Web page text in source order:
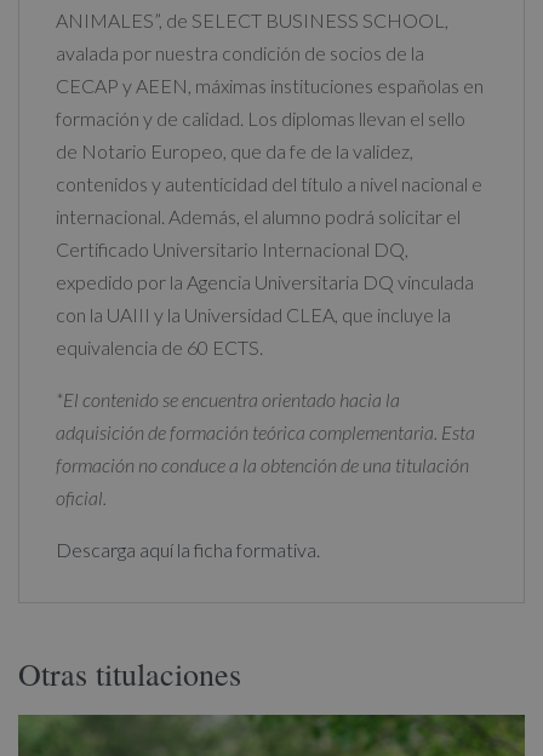
ANIMALES”, de SELECT BUSINESS SCHOOL,
avalada por nuestra condición de socios de la
CECAP y AEEN, máximas instituciones españolas en
formación y de calidad. Los diplomas llevan el sello
de Notario Europeo, que da fe de la validez,
contenidos y autenticidad del título a nivel nacional e
internacional. Además, el alumno podrá solicitar el
Certificado Universitario Internacional DQ,
expedido por la Agencia Universitaria DQ vinculada
con la UAIII y la Universidad CLEA, que incluye la
equivalencia de 60 ECTS.
*El contenido se encuentra orientado hacia la
adquisición de formación teórica complementaria. Esta
formación no conduce a la obtención de una titulación
oficial.
Descarga aquí la ficha formativa.
Otras titulaciones